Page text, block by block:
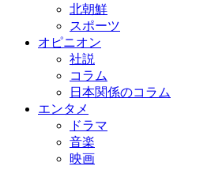
北朝鮮
スポーツ
オピニオン
社説
コラム
日本関係のコラム
エンタメ
ドラマ
音楽
映画